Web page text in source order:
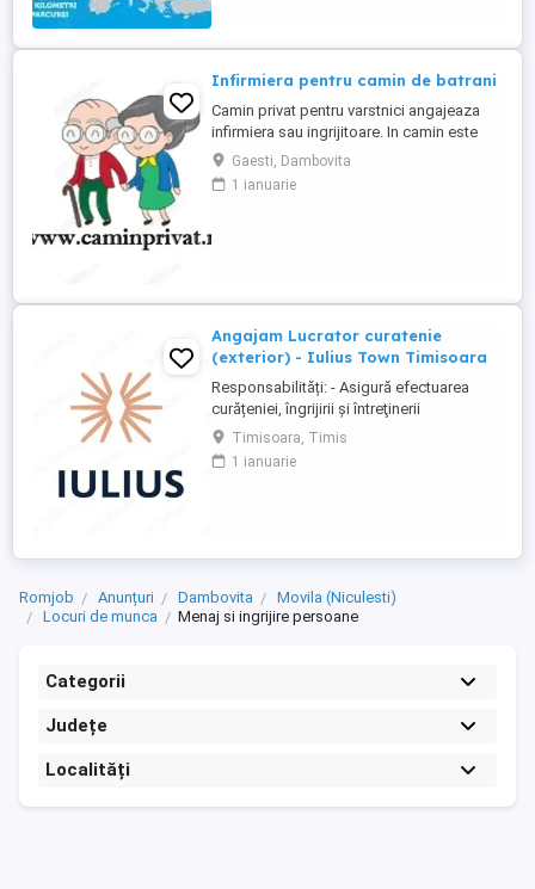
Infirmiera pentru camin de batrani
Camin privat pentru varstnici angajeaza
infirmiera sau ingrijitoare. In camin este
personal medical 24 7. Asiguram mesele.
Mai multe detalii, la telefon.
Gaesti, Dambovita
1 ianuarie
Angajam Lucrator curatenie
(exterior) - Iulius Town Timisoara
Responsabilități: - Asigură efectuarea
curățeniei, îngrijirii şi întreţinerii
amplasamentului exterior al Mall-ului; -
Colectează cartoanele din locaţie şi le
trimite spre punctul de colectare; - Pe timp
Timisoara, Timis
1 ianuarie
Romjob Anunțuri Dambovita
Movila (Niculesti)
Locuri de munca
Menaj si ingrijire persoane
Categorii
Județe
Localități